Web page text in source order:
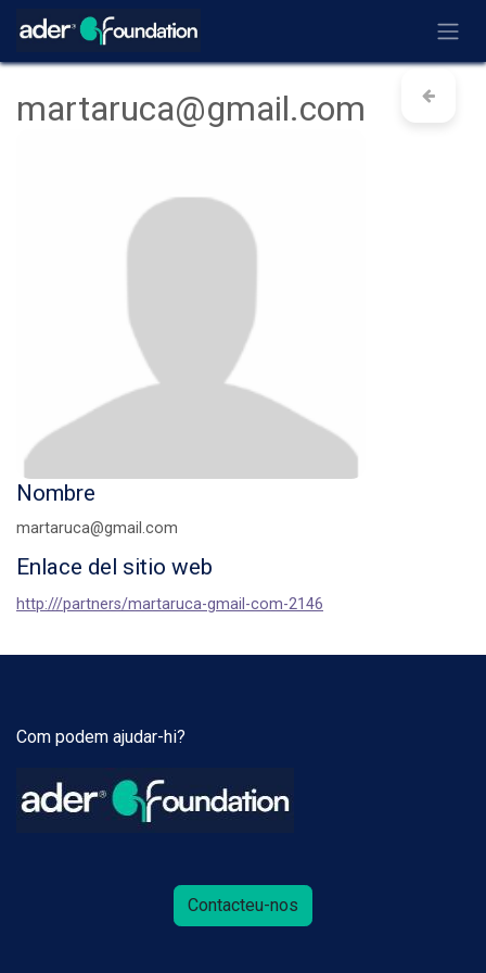
Ir al contenido
martaruca@gmail.com
Nombre
martaruca@gmail.com
Enlace del sitio web
http:///partners/martaruca-gmail-com-2146
Com podem ajudar-hi?
Contacteu-nos